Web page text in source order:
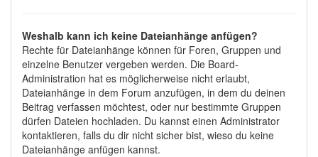
Weshalb kann ich keine Dateianhänge anfügen?
Rechte für Dateianhänge können für Foren, Gruppen und
einzelne Benutzer vergeben werden. Die Board-
Administration hat es möglicherweise nicht erlaubt,
Dateianhänge in dem Forum anzufügen, in dem du deinen
Beitrag verfassen möchtest, oder nur bestimmte Gruppen
dürfen Dateien hochladen. Du kannst einen Administrator
kontaktieren, falls du dir nicht sicher bist, wieso du keine
Dateianhänge anfügen kannst.